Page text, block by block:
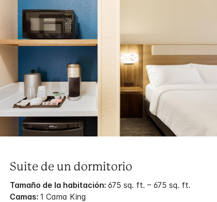
Suite de un dormitorio
Tamaño de la habitación: 675 sq. ft. – 675 sq. ft.
Camas: 1 Cama King